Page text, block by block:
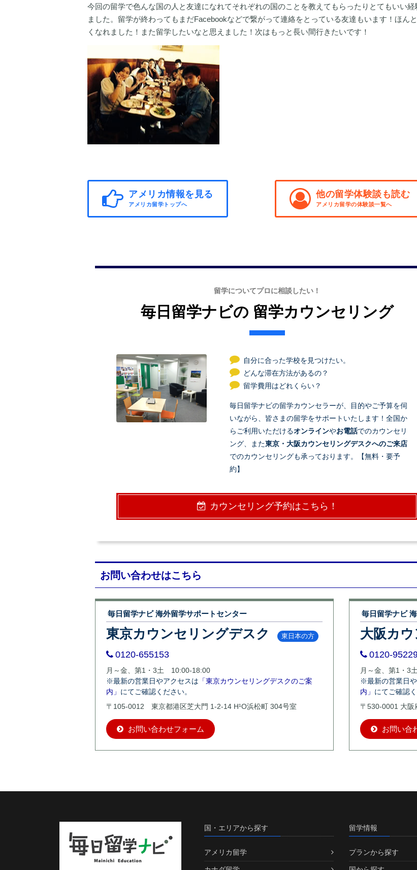
今回の留学で色んな国の人と友達になれてそれぞれの国のことを教えてもらったりとてもいい経
ました。留学が終わってもまだFacebookなどで繋がって連絡をとっている友達もいます！ほん
くなれました！また留学したいなと思えました！次はもっと長い間行きたいです！
他の留学体験談も読む
アメリカ留学の体験談一覧へ
アメリカ情報を見る
アメリカ留学トップへ
留学についてプロに相談したい！
毎日留学ナビの 留学カウンセリング
自分に合った学校を見つけたい。
どんな滞在方法があるの？
留学費用はどれくらい？
毎日留学ナビの留学カウンセラーが、目的やご予算を伺
いながら、皆さまの留学をサポートいたします！全国か
らご利用いただけるオンラインやお電話でのカウンセリ
ング、また東京・大阪カウンセリングデスクへのご来店
でのカウンセリングも承っております。【無料・要予
約】
カウンセリング予約はこちら！
お問い合わせはこちら
毎日留学ナビ 海外留学サポートセンター
東京カウンセリングデスク 東日本の方
0120-655153
月～金、第1・3土 10:00-18:00
※最新の営業日やアクセスは 「東京カウンセリングデスクのご案
内」 にてご確認ください。
〒105-0012 東京都港区芝大門 1-2-14 H¹O浜松町 304号室
お問い合わせフォーム
毎日留学ナビ
大阪カ
0120-
月～金、第1・3
※最新の営業日
内」 にてご確認く
〒530-0001 大
お問い合
国・エリアから探す
アメリカ留学
留学情報
プランから探す